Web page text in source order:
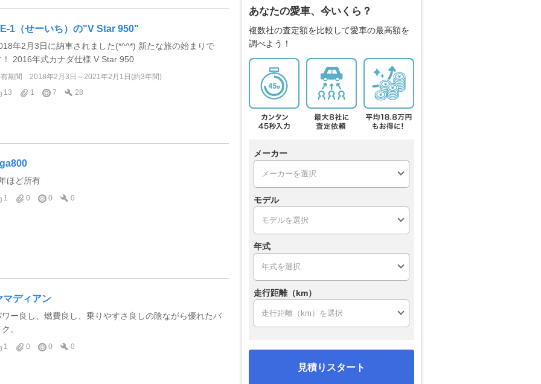
1（せーいち）の"V Star 950"
年2月3日に納車されました(*^^*) 新たな旅の始まりで
！ 2016年式カナダ仕様 V Star 950
期間
2018年2月3日～2021年2月1日(約3年間)
13
1 7 28
ほど所有
1 0 0 0
マディアン
ワー良し、燃費良し、乗りやすさ良しの陰ながら優れたバ
。
1 0 0 0
あなたの愛車、今いくら？
複数社の査定額を比較して愛車の最高額を
調べよう！
メーカー
モデル
年式
走行距離（km）
見積りスタート